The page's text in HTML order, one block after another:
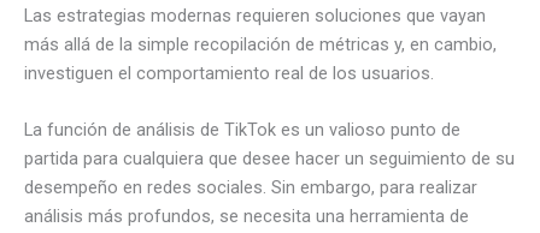
Las estrategias modernas requieren soluciones que vayan
más allá de la simple recopilación de métricas y, en cambio,
investiguen el comportamiento real de los usuarios.
La función de análisis de TikTok es un valioso punto de
partida para cualquiera que desee hacer un seguimiento de su
desempeño en redes sociales. Sin embargo, para realizar
análisis más profundos, se necesita una herramienta de